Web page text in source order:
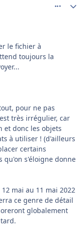
le fichier à
toujours la
pour ne pas
très irrégulier, car
et donc les objets
à utiliser ! (d'ailleurs
certains
qu'on s'éloigne donne
mai au 11 mai 2022
ce genre de détail
globalement